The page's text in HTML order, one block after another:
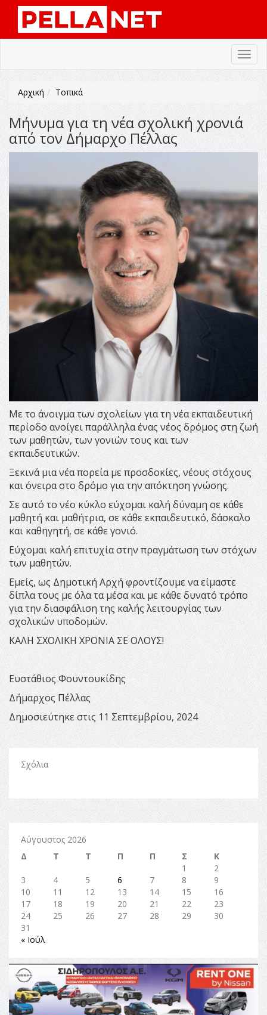
Αρχική Τοπικά
Μήνυμα για τη νέα σχολική χρονιά
από τον Δήμαρχο Πέλλας
Με το άνοιγμα των σχολείων για τη νέα εκπαιδευτική
περίοδο ανοίγει παράλληλα ένας νέος δρόμος στη ζωή
των μαθητών, των γονιών τους και των
εκπαιδευτικών.
Ξεκινά μια νέα πορεία με προσδοκίες, νέους στόχους
και όνειρα στο δρόμο για την απόκτηση γνώσης.
Σε αυτό το νέο κύκλο εύχομαι καλή δύναμη σε κάθε
μαθητή και μαθήτρια, σε κάθε εκπαιδευτικό, δάσκαλο
και καθηγητή, σε κάθε γονιό.
Εύχομαι καλή επιτυχία στην πραγμάτωση των στόχων
των μαθητών.
Εμείς, ως Δημοτική Αρχή φροντίζουμε να είμαστε
δίπλα τους με όλα τα μέσα και με κάθε δυνατό τρόπο
για την διασφάλιση της καλής λειτουργίας των
σχολικών υποδομών.
ΚΑΛΗ ΣΧΟΛΙΚΗ ΧΡΟΝΙΑ ΣΕ ΟΛΟΥΣ!
Ευστάθιος Φουντουκίδης
Δήμαρχος Πέλλας
Δημοσιεύτηκε στις 11 Σεπτεμβρίου, 2024
Σχόλια
Αύγουστος 2026
Δ
Τ Τ Π Π Σ
Κ
1
2
3
4 5 6 7 8
9
10
11 12 13 14 15
16
17
18 19 20 21 22
23
24
25 26 27 28 29
30
31
« Ιούλ